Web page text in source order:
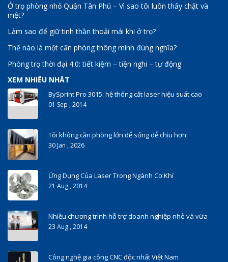
Ở trọ phòng nhỏ Quận Tân Phú – Vì sao tôi luôn thấy chật và
mệt?
Làm sao để giữ tinh thần thoải mái khi ở trọ?
Thế nào là một căn phòng thông minh đúng nghĩa?
Phòng trọ thời đại 4.0: tiết kiệm – tiện nghi – tự động
XEM NHIỀU NHẤT
BySprint Pro 3015: hệ thống cắt laser hiệu suất cao
01 Sep , 2014
Tôi không cần phòng lớn để sống dễ chịu hơn
30 Jan , 2026
Ứng Dụng Của Laser Trong Ngành Cơ Khí
21 Aug , 2014
Nhiều chương trình hỗ trợ doanh nghiệp nhỏ và vừa
23 Aug , 2014
Công nghệ gia công CNC độc nhất Việt Nam